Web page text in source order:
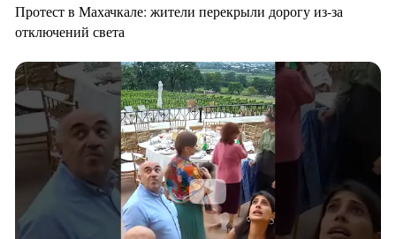
Протест в Махачкале: жители перекрыли дорогу из-за
отключений света